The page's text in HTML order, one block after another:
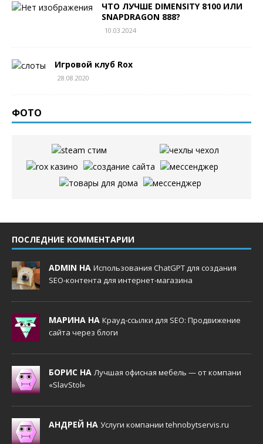
ЧТО ЛУЧШЕ DIMENSITY 8100 ИЛИ
SNAPDRAGON 888?
10.03.2024
Игровой клуб Rox
28.08.2020
ФОТО
ПОСЛЕДНИЕ КОММЕНТАРИИ
ADMIN НА Использования ChatGPT для создания
SEO-контента для интернет-магазина
МАРИНА НА Крауд-ссылки для SEO: Продвижение
сайта через блоги
БОРИС НА Лучшая офисная мебель — от компани
«SlavStol»
АНДРЕЙ НА Услуги компании tehnobytservis.ru